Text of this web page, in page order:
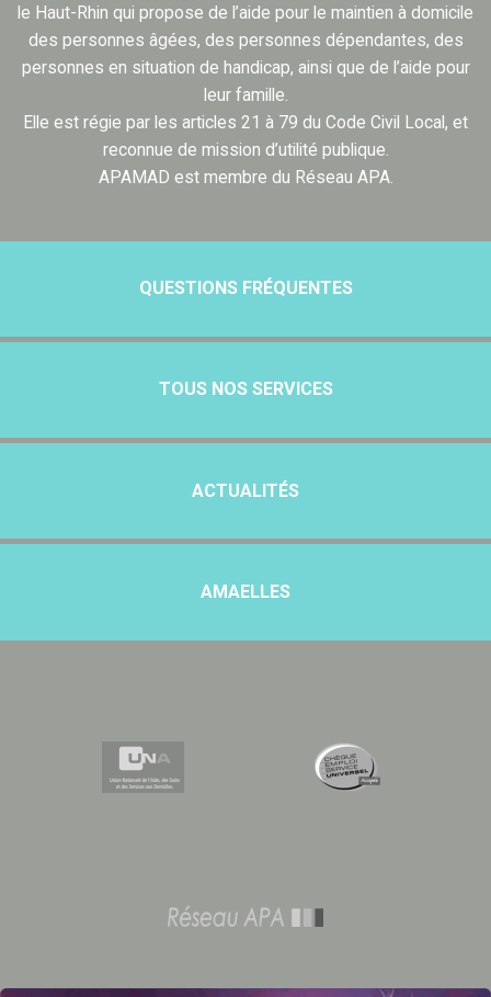
le Haut-Rhin qui propose de l’aide pour le maintien à domicile
des personnes âgées, des personnes dépendantes, des
personnes en situation de handicap, ainsi que de l’aide pour
leur famille.
Elle est régie par les articles 21 à 79 du Code Civil Local, et
reconnue de mission d’utilité publique.
APAMAD est membre du Réseau APA.
QUESTIONS FRÉQUENTES
TOUS NOS SERVICES
ACTUALITÉS
AMAELLES